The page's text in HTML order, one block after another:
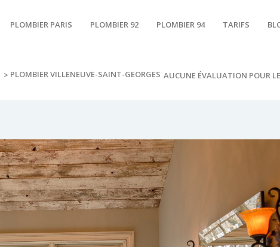
PLOMBIER PARIS PLOMBIER 92 PLOMBIER 94 TARIFS
> PLOMBIER VILLENEUVE-SAINT-GEORGES AUCUNE ÉVALUATION POUR